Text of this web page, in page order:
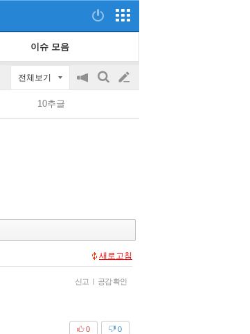
이슈 모음
전체보기
공
on/off
검
글
쓰
10추글
새로고침
신고 | 공감 확인
0
0